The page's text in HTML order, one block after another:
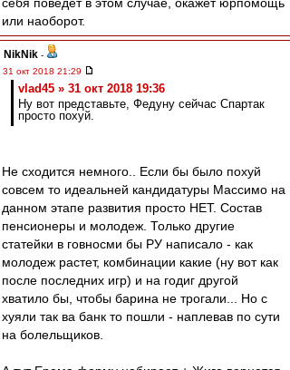
или наоборот.
NikNik -
31 окт 2018 21:29
vlad45 » 31 окт 2018 19:36
Ну вот представьте, Федуну сейчас Спартак
просто похуй.
Не сходится немного.. Если бы было похуй
совсем то идеальней кандидатуры Массимо на
данном этапе развития просто НЕТ. Состав
пенсионеры и молодеж. Только другие
статейки в говносми бы РУ написало - как
молодеж растет, комбинации какие (ну вот как
после последних игр) и на годиг другой
хватило бы, чтобы барина не трогали... Но с
хуяли так ва банк то пошли - наплевав по сути
на болельщиков.